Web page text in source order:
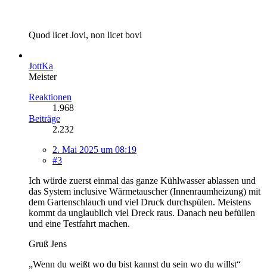
Quod licet Jovi, non licet bovi
JottKa
Meister
Reaktionen
1.968
Beiträge
2.232
2. Mai 2025 um 08:19
#3
Ich würde zuerst einmal das ganze Kühlwasser ablassen und
das System inclusive Wärmetauscher (Innenraumheizung) mit
dem Gartenschlauch und viel Druck durchspülen. Meistens
kommt da unglaublich viel Dreck raus. Danach neu befüllen
und eine Testfahrt machen.
Gruß Jens
„Wenn du weißt wo du bist kannst du sein wo du willst“